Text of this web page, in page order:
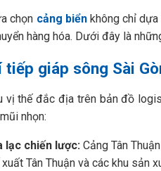
chọn cảng biểnkhông chỉ dựa
hàng hóa. Dưới đây là
tiếp giáp sông Sài
vị thế đắc địa trên bản đồ
nhọn:
lạc chiến lược: Cảng Tân
Tân Thuận và các khu sản